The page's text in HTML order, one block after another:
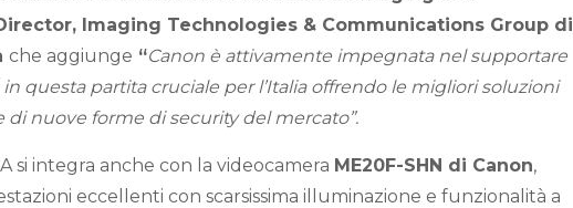
Imaging Technologies & Communications Group di
che aggiunge “Canon è attivamente impegnata nel supportare
questa partita cruciale per l’Italia offrendo le migliori soluzioni
di nuove forme di security del mercato”.
si integra anche con la videocamera ME20F-SHN di Canon,
eccellenti con scarsissima illuminazione e funzionalità a